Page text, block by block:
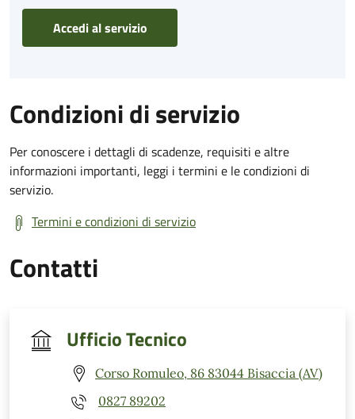
Accedi al servizio
Condizioni di servizio
Per conoscere i dettagli di scadenze, requisiti e altre
informazioni importanti, leggi i termini e le condizioni di
servizio.
Termini e condizioni di servizio
Contatti
Ufficio Tecnico
Corso Romuleo, 86 83044 Bisaccia (AV)
0827 89202